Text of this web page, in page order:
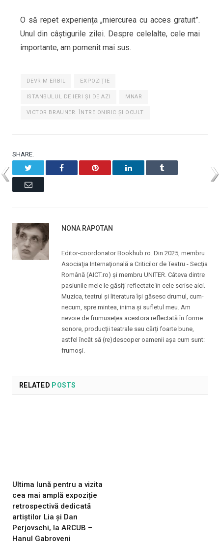
O să repet experiența „miercurea cu acces gratuit”.
Unul din câștigurile zilei. Despre celelalte, cele mai
importante, am pomenit mai sus.
DEVRIM ERBIL EXPOZIȚIE
ISTANBULUL DE IERI ŞI DE AZI MNAR
VICTOR BRAUNER. ÎNTRE ONIRIC ȘI OCULT
SHARE.
Facebook Pinterest LinkedIn Tumblr
Email
NONA RAPOTAN
Editor-coordonator Bookhub.ro. Din 2025, membru
Asociaţia Internaţională a Criticilor de Teatru - Secția
Română (AICT.ro) și membru UNITER. Câteva dintre
pasiunile mele le găsiți reflectate în cele scrise aici.
Muzica, teatrul și literatura își găsesc drumul, cum-
necum, spre mintea, inima și sufletul meu. Am
nevoie de frumusețea acestora reflectată în forme
sonore, producții teatrale sau cărți foarte bune,
astfel încât să (re)descoper oamenii așa cum sunt:
frumoși.
RELATED POSTS
Ultima lună pentru a vizita
cea mai amplă expoziție
retrospectivă dedicată
artiștilor Lia și Dan
Perjovschi, la ARCUB –
Hanul Gabroveni